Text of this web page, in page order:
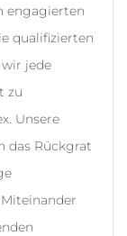
engagierten
qualifizierten
jede
zu
Unsere
das Rückgrat